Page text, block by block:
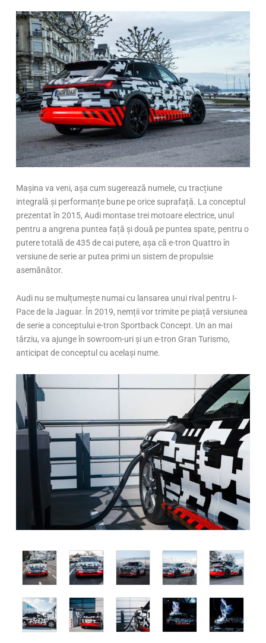
Mașina va veni, așa cum sugerează numele, cu tracțiune
integrală și performanțe bune pe orice suprafață. La conceptul
prezentat în 2015, Audi montase trei motoare electrice, unul
pentru a angrena puntea față și două pe puntea spate, pentru o
putere totală de 435 de cai putere, așa că e-tron Quattro în
versiune de serie ar putea primi un sistem de propulsie
asemănător.
Audi nu se mulțumește numai cu lansarea unui rival pentru I-
Pace de la Jaguar. În 2019, nemții vor trimite pe piață versiunea
de serie a conceptului e-tron Sportback Concept. Un an mai
târziu, va ajunge în sowroom-uri și un e-tron Gran Turismo,
anticipat de conceptul cu același nume.